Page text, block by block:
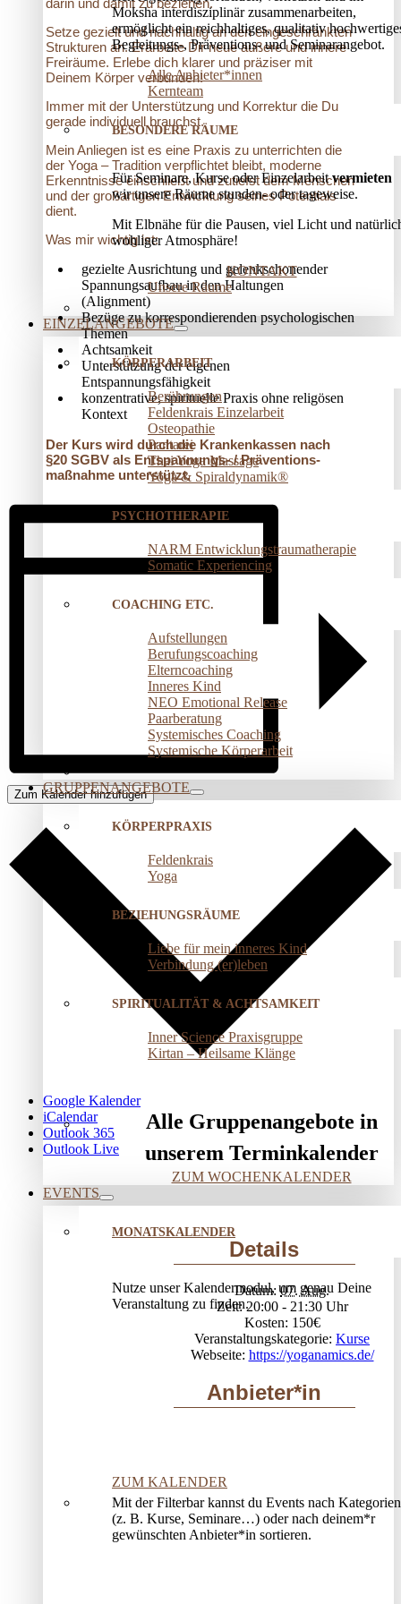
Moksha interdisziplinär zusammenarbeiten,
ermöglicht ein reichhaltiges, qualitativ
Begleitungs-, Präventions­- und Seminarangebot.
Alle Anbieter*innen
Kernteam
BESONDERE RÄUME
Für Seminare, Kurse oder Einzelarbeitvermieten
wir unsere Räume stunden- oder tageweise.
Mit Elbnähe für die Pausen, viel Licht und
wohliger Atmosphäre!
KONTAKT
Unsere Räume
EINZELANGEBOTE
KÖRPERARBEIT
Berührungen
Feldenkrais Einzelarbeit
Osteopathie
Pantarei
Thai Yoga Massage
Yoga & Spiraldynamik®
PSYCHOTHERAPIE
NARM Entwicklungstraumatherapie
Somatic Experiencing
COACHING ETC.
Aufstellungen
Berufungscoaching
Elterncoaching
Inneres Kind
NEO Emotional Release
Paarberatung
Systemisches Coaching
Systemische Körperarbeit
GRUPPENANGEBOTE
KÖRPERPRAXIS
Feldenkrais
Yoga
BEZIEHUNGSRÄUME
Liebe für mein inneres Kind
Verbindung (er)leben
SPIRITUALITÄT & ACHTSAMKEIT
Inner Science Praxisgruppe
Kirtan – Heilsame Klänge
Alle Gruppenangebote in
unserem Terminkalender
ZUM WOCHENKALENDER
EVENTS
MONATSKALENDER
Nutze unser Kalendermodul, um genau Deine
Veranstaltung zu finden.
ZUM KALENDER
Mit der Filterbar kannst du Events nach Kategorien
(z. B. Kurse, Seminare…) oder nach deinem*r
gewünschten Anbieter*in sortieren.
darin und damit zu beziehen.
Setze gezielt und nachhaltig an den eingeschränkten
Strukturen an. Erarbeite Dir neue äußere und innere
Freiräume. Erlebe dich klarer und präziser mit
Deinem Körper verbunden!
Immer mit der Unterstützung und Korrektur die Du
gerade individuell brauchst.
Mein Anliegen ist es eine Praxis zu unterrichten die
der Yoga – Tradition verpflichtet bleibt, moderne
Erkenntnisse einschließt und zutiefst dem Menschen
und der großartigen Entwicklung seines Potentials
dient.
Was mir wichtig ist:
gezielte Ausrichtung und gelenkschonender
Spannungsaufbau in den Haltungen
(Alignment)
Bezüge zu korrespondierenden psychologischen
Themen
Achtsamkeit
Unterstützung der eigenen
Entspannungsfähigkeit
konzentrative, spirituelle Praxis ohne religösen
Kontext
Der Kurs wird durch die Krankenkassen nach
§20 SGBV als Entspannungs- / Präventions­
maßnahme unterstützt.
Zum Kalender hinzufügen
Google Kalender
iCalendar
Outlook 365
Outlook Live
Details
Datum: 07. Aug.
Zeit: 20:00 - 21:30
Kosten: 150€
Veranstaltungskategorie: Kurse
Webseite: https://yoganamics.de/
Anbieter*in